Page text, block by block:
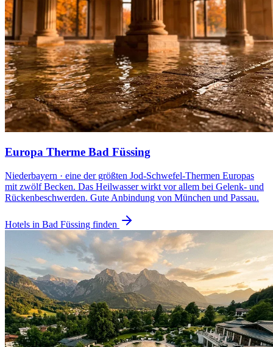
Europa Therme Bad Füssing
Niederbayern · eine der größten Jod-Schwefel-Thermen Europas
mit zwölf Becken. Das Heilwasser wirkt vor allem bei Gelenk- und
Rückenbeschwerden. Gute Anbindung von München und Passau.
Hotels in Bad Füssing finden